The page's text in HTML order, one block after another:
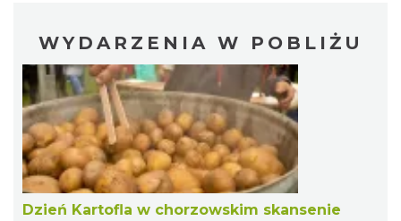
WYDARZENIA W POBLIŻU
Dzień Kartofla w chorzowskim skansenie